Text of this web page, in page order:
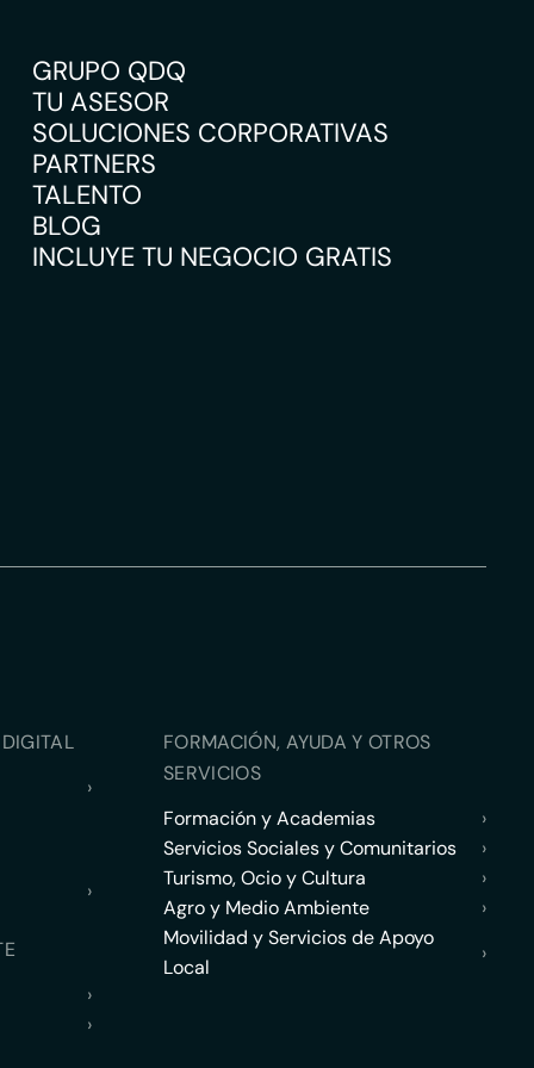
GRUPO QDQ
TU ASESOR
SOLUCIONES CORPORATIVAS
PARTNERS
TALENTO
BLOG
INCLUYE TU NEGOCIO GRATIS
›
›
›
›
FORMACIÓN, AYUDA Y OTROS
SERVICIOS
Formación y Academias
›
Servicios Sociales y Comunitarios
›
Turismo, Ocio y Cultura
›
Agro y Medio Ambiente
›
Movilidad y Servicios de Apoyo
Local
›